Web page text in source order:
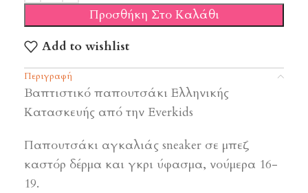
Προσθήκη Στο Καλάθι
Add to wishlist
Περιγραφή
Βαπτιστικό παπουτσάκι Ελληνικής
Κατασκευής από την Everkids
Παπουτσάκι αγκαλιάς sneaker σε μπεζ
καστόρ δέρμα και γκρι ύφασμα, νούμερα 16-
19.